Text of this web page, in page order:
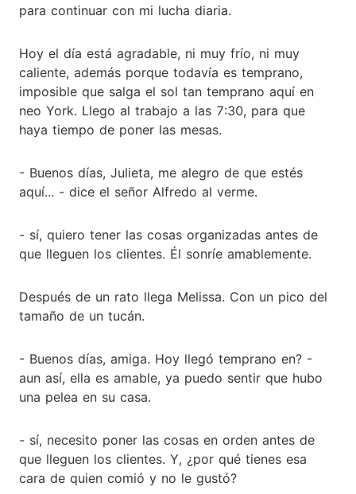
para continuar con mi lucha diaria.
Hoy el día está agradable, ni muy frío, ni muy
caliente, además porque todavía es temprano,
imposible que salga el sol tan temprano aquí en
neo York. Llego al trabajo a las 7:30, para que
haya tiempo de poner las mesas.
- Buenos días, Julieta, me alegro de que estés
aquí... - dice el señor Alfredo al verme.
- sí, quiero tener las cosas organizadas antes de
que lleguen los clientes. Él sonríe amablemente.
Después de un rato llega Melissa. Con un pico del
tamaño de un tucán.
- Buenos días, amiga. Hoy llegó temprano en? -
aun así, ella es amable, ya puedo sentir que hubo
una pelea en su casa.
- sí, necesito poner las cosas en orden antes de
que lleguen los clientes. Y, ¿por qué tienes esa
cara de quien comió y no le gustó?